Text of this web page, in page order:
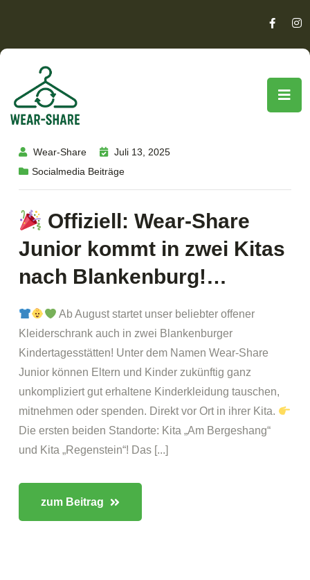
Wear-Share
Juli 13, 2025
Socialmedia Beiträge
Offiziell: Wear-Share
Junior kommt in zwei Kitas
nach Blankenburg!…
Ab August startet unser beliebter offener
Kleiderschrank auch in zwei Blankenburger
Kindertagesstätten! Unter dem Namen Wear-Share
Junior können Eltern und Kinder zukünftig ganz
unkompliziert gut erhaltene Kinderkleidung tauschen,
mitnehmen oder spenden. Direkt vor Ort in ihrer Kita.
Die ersten beiden Standorte: Kita „Am Bergeshang“
und Kita „Regenstein“! Das [...]
zum Beitrag